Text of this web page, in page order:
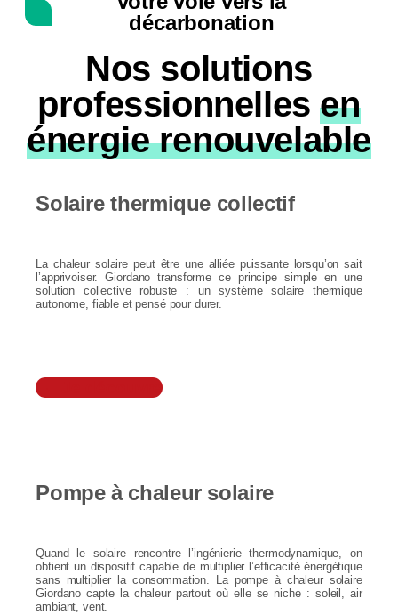
décarbonation
Nos solutions
professionnellesen
énergie renouvelable​
Solaire thermique collectif
La chaleur solaire peut être une alliée puissante lorsqu’on sait
l’apprivoiser. Giordano transforme ce principe simple en une
solution collective robuste : un système solaire thermique
autonome, fiable et pensé pour durer.
Je découvre
Pompe à chaleur solaire
Quand le solaire rencontre l’ingénierie thermodynamique, on
obtient un dispositif capable de multiplier l’efficacité énergétique
sans multiplier la consommation. La pompe à chaleur solaire
Giordano capte la chaleur partout où elle se niche : soleil, air
ambiant, vent.